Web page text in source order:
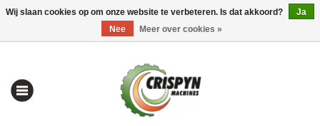
0 Artikelen - €0,00 Mijn account / Registreren
Wij slaan cookies op om onze website te verbeteren. Is dat akkoord?
Ja
Nee
Meer over cookies »